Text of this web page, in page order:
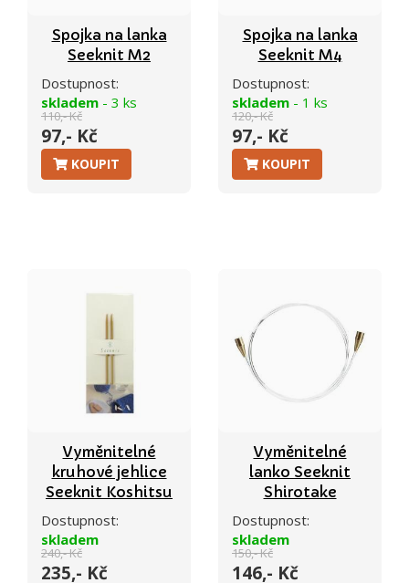
Spojka na lanka
Seeknit M2
Dostupnost:
skladem - 3 ks
110,- Kč
97,- Kč
KOUPIT
Spojka na lanka
Seeknit M4
Dostupnost:
skladem - 1 ks
120,- Kč
97,- Kč
KOUPIT
Vyměnitelné
kruhové jehlice
Seeknit Koshitsu
Dostupnost:
skladem
240,- Kč
235,- Kč
Vyměnitelné
lanko Seeknit
Shirotake
Dostupnost:
skladem
150,- Kč
146,- Kč